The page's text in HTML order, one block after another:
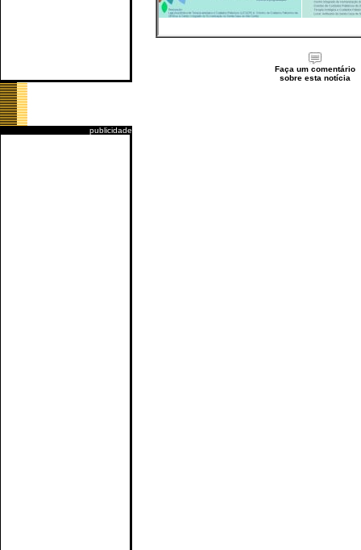
publicidade
Faça um comentário
sobre esta notícia